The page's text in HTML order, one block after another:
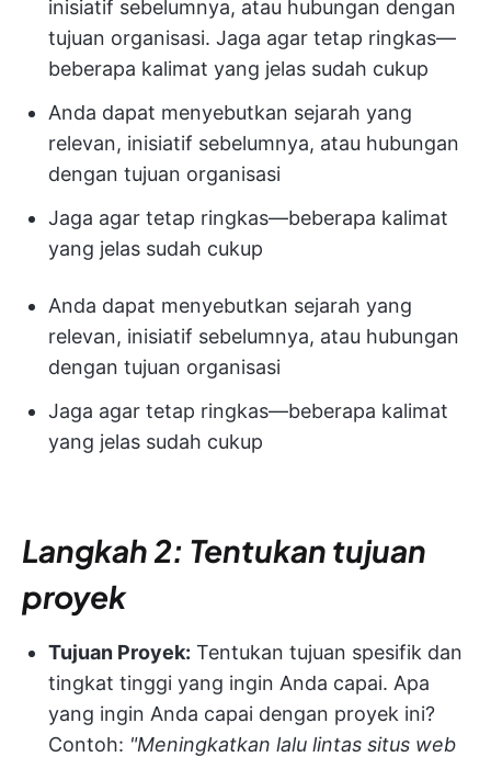
inisiatif sebelumnya, atau hubungan dengan
tujuan organisasi. Jaga agar tetap ringkas—
beberapa kalimat yang jelas sudah cukup
Anda dapat menyebutkan sejarah yang
relevan, inisiatif sebelumnya, atau hubungan
dengan tujuan organisasi
Jaga agar tetap ringkas—beberapa kalimat
yang jelas sudah cukup
Anda dapat menyebutkan sejarah yang
relevan, inisiatif sebelumnya, atau hubungan
dengan tujuan organisasi
Jaga agar tetap ringkas—beberapa kalimat
yang jelas sudah cukup
Langkah 2: Tentukan tujuan
proyek
Tujuan Proyek: Tentukan tujuan spesifik dan
tingkat tinggi yang ingin Anda capai. Apa
yang ingin Anda capai dengan proyek ini?
Contoh: "Meningkatkan lalu lintas situs web